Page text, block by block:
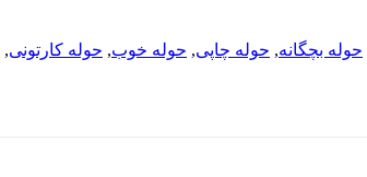
حوله بچگانه, حوله چاپی, حوله خوب, حوله کارتونی,